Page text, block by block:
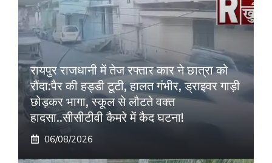
रायपुर राजधानी में तेज रफ्तार कार ने छात्रा को
रौंदा:पैर की हड्डी टूटी, हालत गंभीर, ड्राइवर गाड़ी
छोड़कर भागा, स्कूल से लौटते वक्त
हादसा..सीसीटीवी कैमरे में कैद घटना!
06/08/2026